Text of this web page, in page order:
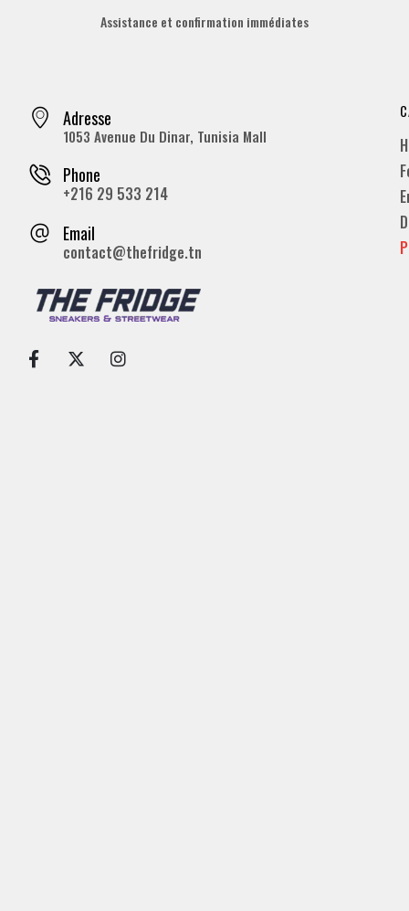
Assistance et confirmation immédiates
Adresse
1053 Avenue Du Dinar, Tunisia Mall
Phone
+216 29 533 214
Email
contact@thefridge.tn